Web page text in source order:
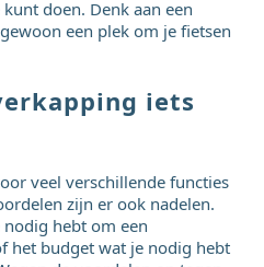
doen. Denk aan een
een plek om je fietsen
iets
veel verschillende functies
zijn er ook nadelen.
hebt om een
het budget wat je nodig hebt